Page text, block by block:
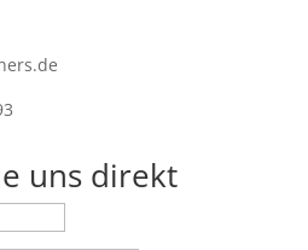
uns direkt